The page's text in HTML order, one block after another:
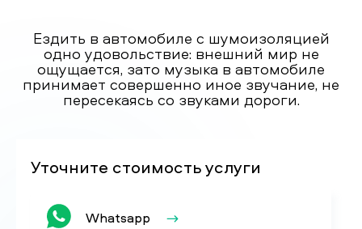
Ездить в автомобиле с шумоизоляцией
одно удовольствие: внешний мир не
ощущается, зато музыка в автомобиле
принимает совершенно иное звучание, не
пересекаясь со звуками дороги.
Уточните стоимость услуги
Whatsapp